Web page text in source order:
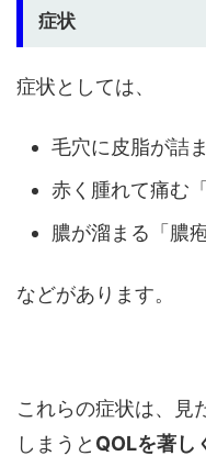
症状
症状としては、
毛穴に皮脂が詰
赤く腫れて痛む
膿が溜まる「膿疱
などがあります。
これらの症状は、見
しまうと QOLを著し